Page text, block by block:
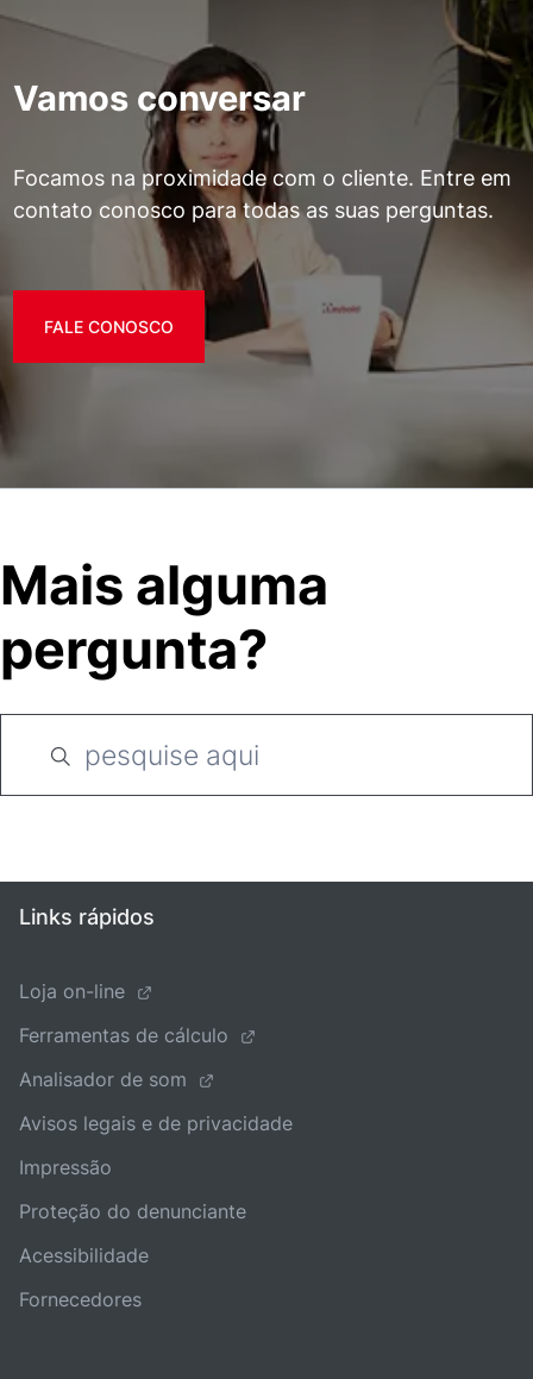
Vamos conversar
Focamos na proximidade com o cliente. Entre em
contato conosco para todas as suas perguntas.
FALE CONOSCO
Mais alguma
pergunta?
Links rápidos
Loja on-line
Ferramentas de cálculo
Analisador de som
Avisos legais e de privacidade
Impressão
Proteção do denunciante
Acessibilidade
Fornecedores